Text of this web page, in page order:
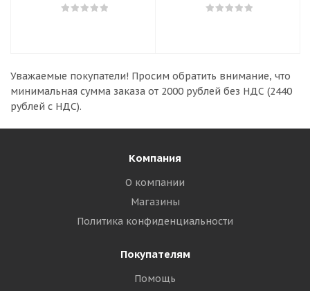
Уважаемые покупатели! Просим обратить внимание, что
минимальная сумма заказа от 2000 рублей без НДС (2440
рублей с НДС).
Компания
О компании
Магазины
Политика конфиденциальности
Покупателям
Помощь